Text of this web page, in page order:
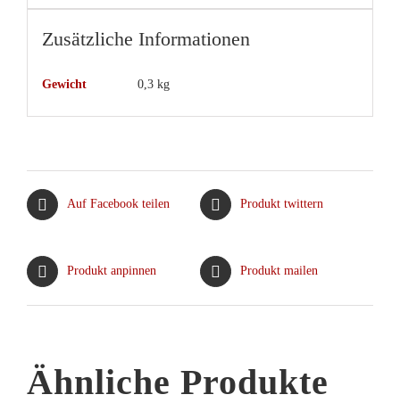
Zusätzliche Informationen
Gewicht 0,3 kg
Auf Facebook teilen Produkt twittern
Produkt anpinnen Produkt mailen
Ähnliche Produkte